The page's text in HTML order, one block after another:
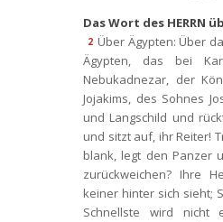
Das Wort des HERRN
2 Über Ägypten: Über
Ägypten, das bei
Nebukadnezar, der
Jojakims, des Sohnes
und Langschild und
und sitzt auf, ihr Reiter!
blank, legt den Panzer
zurückweichen? Ihre
keiner hinter sich sieht;
Schnellste wird nicht